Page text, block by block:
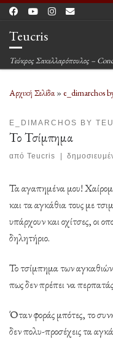
Μετάβαση στο περιεχόμενο
Teucris
Τεύκρος Σακελλαρόπουλος –
Αρχική Σελίδα»e_dimarchos
E_DIMARCHOS BY
Το Τσίμπημα
από Teucris
Τα αγαπημένα μου!
και τα αγκάθια τους με
υπάρχουν και οχίτσες, οι
δηλητήριο.
Το τσίμπημα των αγκαθιών
πως δεν πρέπει να
Όταν φοράς μπότες, το
δεν πολυ-προσέχεις τα